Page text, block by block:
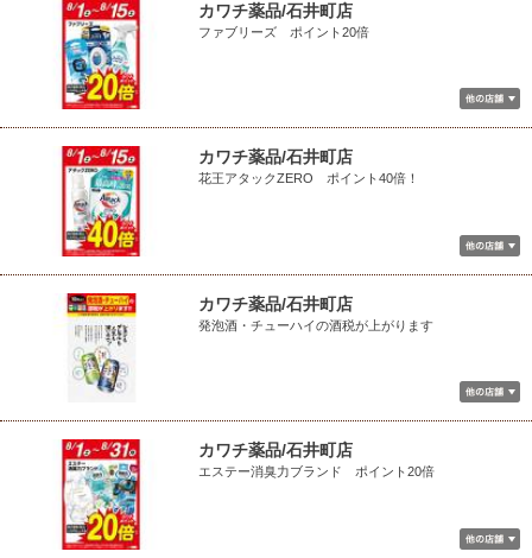
カワチ薬品/石井町店
ファブリーズ ポイント20倍
カワチ薬品/石井町店
花王アタックZERO ポイント40倍！
カワチ薬品/石井町店
発泡酒・チューハイの酒税が上がります
カワチ薬品/石井町店
エステー消臭力ブランド ポイント20倍